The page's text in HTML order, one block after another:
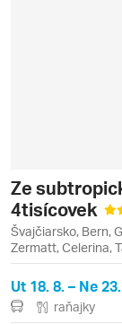
Ze
4tisícovek
Švajčiarsko, Bern,
Zermatt, Celerina,
Ut 18. 8. – Ne
raňajky